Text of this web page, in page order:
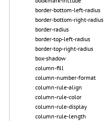
border-bottom-left-radius
border-bottom-right-radius
border-radius
border-top-left-radius
border-top-right-radius
box-shadow
column-fill
column-number-format
column-rule-align
column-rule-color
column-rule-display
column-rule-length